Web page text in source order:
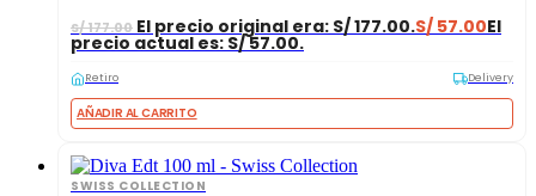
S/177.00 El precio original era: S/ 177.00.S/ 57.00El
precio actual es: S/ 57.00.
Retiro Delivery
AÑADIR AL CARRITO
SWISS COLLECTION